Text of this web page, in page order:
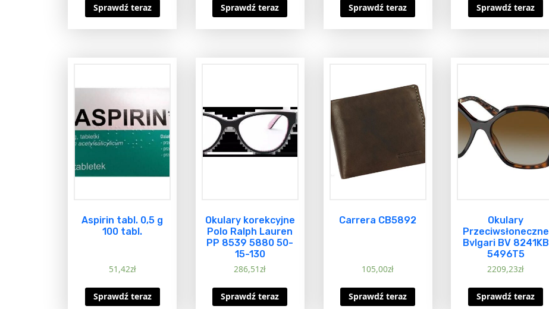
Sprawdź teraz Sprawdź teraz Sprawdź teraz Sprawdź teraz
Aspirin tabl. 0,5 g
100 tabl.
51,42zł
Sprawdź teraz
Okulary korekcyjne
Polo Ralph Lauren
PP 8539 5880 50-
15-130
286,51zł
Sprawdź teraz
Carrera CB5892
105,00zł
Sprawdź teraz
Okulary
Przeciwsłoneczne
Bvlgari BV 8241KB
5496T5
2209,23zł
Sprawdź teraz